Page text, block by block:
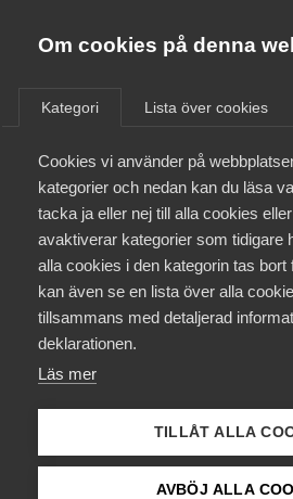
Om cookies på denna
Kategori Lista över cookies
Cookies vi använder på
kategorier och nedan kan du läsa
tacka ja eller nej till alla cookies
avaktiverar kategorier som tidigare
alla cookies i den kategorin tas
kan även se en lista över alla
tillsammans med detaljerad
deklarationen.
Läs mer
TILLÅT ALLA
AVBÖJ ALLA
Almega Utbildning
Innovations­företagen
Kompetens­företagen
Medie­företagen
Säkerhets­företagen
Tåg­företagen
Om Almega
Aktuellt
Medlemskapet
Mina sidor
Kurser & utbildningar
Courses and
webinarsin
English
employment and labour law,
legislation as well as
newest members and other